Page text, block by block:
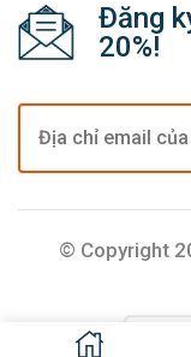
Đăng
20%!
© Copyright